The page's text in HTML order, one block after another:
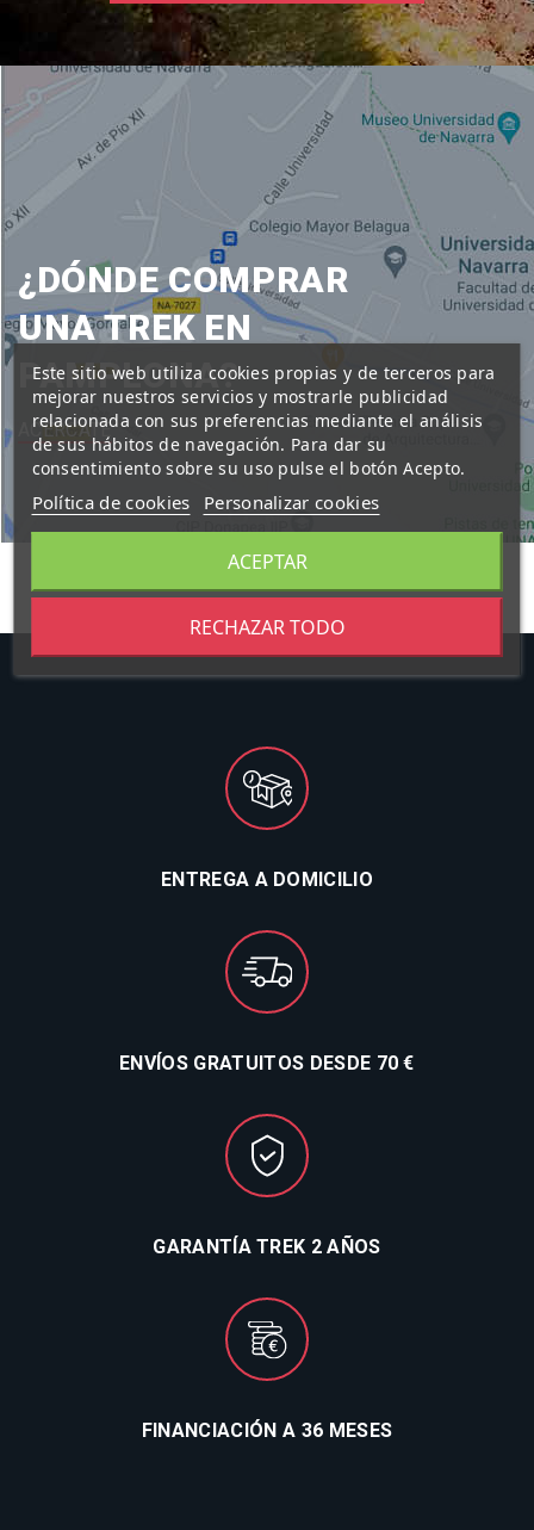
¿DÓNDE COMPRAR
UNA TREK EN
PAMPLONA?
ACÉRCATE
ENTREGA A DOMICILIO
ENVÍOS GRATUITOS DESDE 70 €
GARANTÍA TREK 2 AÑOS
FINANCIACIÓN A 36 MESES
Este sitio web utiliza cookies propias y de terceros para
mejorar nuestros servicios y mostrarle publicidad
relacionada con sus preferencias mediante el análisis
de sus hábitos de navegación. Para dar su
consentimiento sobre su uso pulse el botón Acepto.
Política de cookies Personalizar cookies
RECHAZAR TODO
ACEPTAR